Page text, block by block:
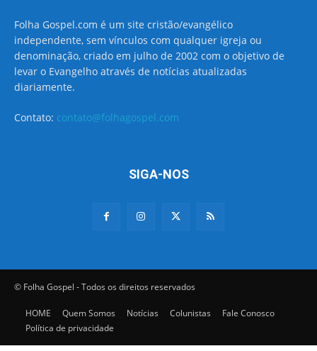
Folha Gospel.com é um site cristão/evangélico
independente, sem vínculos com qualquer igreja ou
denominação, criado em julho de 2002 com o objetivo de
levar o Evangelho através de notícias atualizadas
diariamente.
Contato: contato@folhagospel.com
SIGA-NOS
© Folha Gospel - Todos os direitos reservados
HOME Quem Somos Notícias Colunistas
Fale Conosco
Política de privacidade